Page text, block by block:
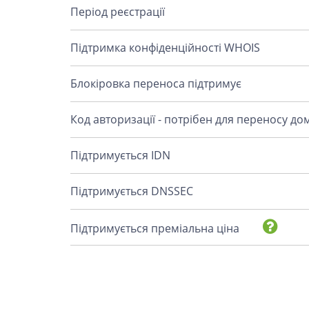
Період реєстрації
Підтримка конфіденційності WHOIS
Блокіровка переноса підтримує
Код авторизації - потрібен для переносу
Підтримується IDN
Підтримується DNSSEC
Підтримується преміальна ціна